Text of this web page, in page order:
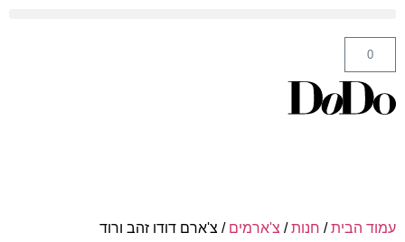
0
עמוד הבית/ חנות/ צ'ארמים / צ'ארם דודו זהב ורוד